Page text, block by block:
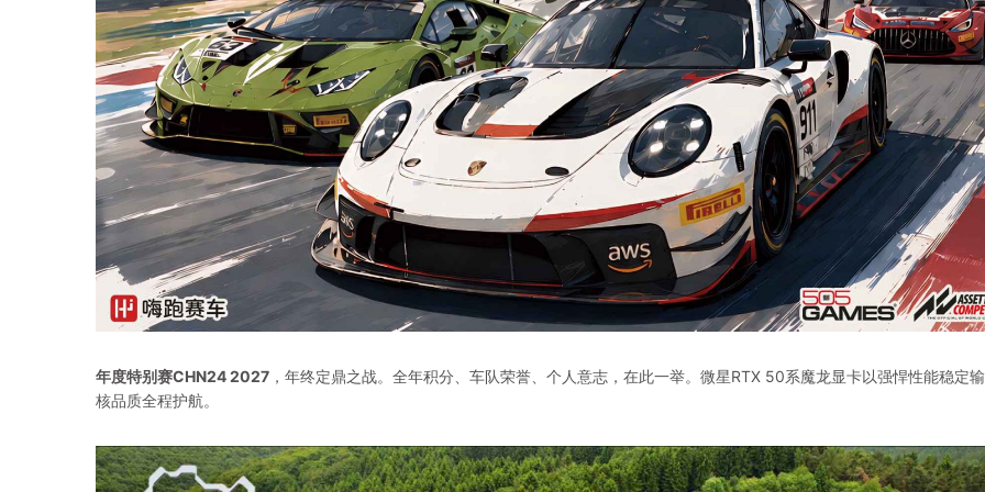
年度特别赛CHN24 2027 ，年终定鼎之战。全年积分、车队荣誉、个人意志，在此一举。微星RTX 50系魔龙显卡以强悍性能稳定
核品质全程护航。